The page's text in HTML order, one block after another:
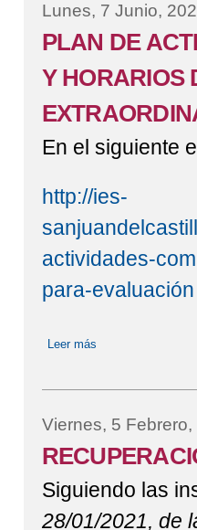
Lunes, 7 Junio,
PLAN DE
Y HORARIOS
En el siguiente
http://ies-
actividades-
para-evaluación
Leer más
Viernes, 5 Febrero,
Siguiendo las
28/01/2021, de